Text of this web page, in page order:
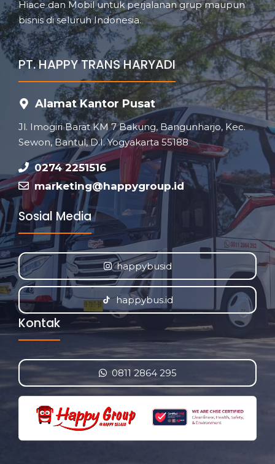
Hiace dan Mobil untuk perjalanan grup maupun
bisnis di seluruh Indonesia.
PT. HAPPY TRANS HARYADI
Alamat Kantor Pusat
Jl. Imogiri Barat KM 7 Bakung, Bangunharjo, Kec.
Sewon, Bantul, D.I. Yogyakarta 55188
0274 2251516
marketing@happygroup.id
Sosial Media
happybusid
happybus.id
Kontak
0811 2864 295